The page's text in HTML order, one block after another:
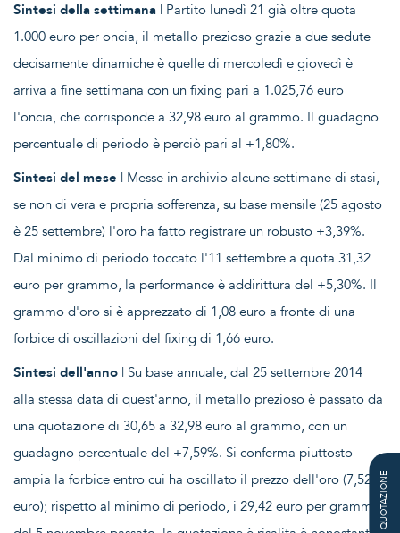
Sintesi della settimana | Partito lunedì 21 già oltre quota
1.000 euro per oncia, il metallo prezioso grazie a due sedute
decisamente dinamiche è quelle di mercoledì e giovedì è
arriva a fine settimana con un fixing pari a 1.025,76 euro
l'oncia, che corrisponde a 32,98 euro al grammo. Il guadagno
percentuale di periodo è perciò pari al +1,80%.
Sintesi del mese | Messe in archivio alcune settimane di stasi,
se non di vera e propria sofferenza, su base mensile (25 agosto
è 25 settembre) l'oro ha fatto registrare un robusto +3,39%.
Dal minimo di periodo toccato l'11 settembre a quota 31,32
euro per grammo, la performance è addirittura del +5,30%. Il
grammo d'oro si è apprezzato di 1,08 euro a fronte di una
forbice di oscillazioni del fixing di 1,66 euro.
Sintesi dell'anno | Su base annuale, dal 25 settembre 2014
alla stessa data di quest'anno, il metallo prezioso è passato da
una quotazione di 30,65 a 32,98 euro al grammo, con un
guadagno percentuale del +7,59%. Si conferma piuttosto
ampia la forbice entro cui ha oscillato il prezzo dell'oro (7,52
euro); rispetto al minimo di periodo, i 29,42 euro per grammo QUOTAZIONE